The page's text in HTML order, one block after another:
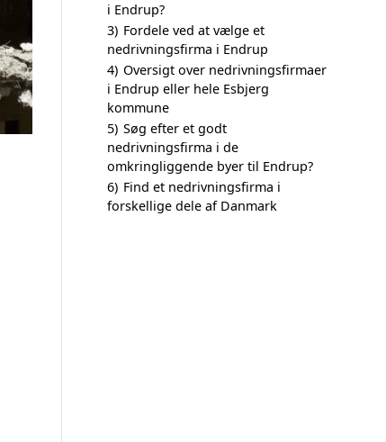
i Endrup?
3) Fordele ved at vælge et
nedrivningsfirma i Endrup
4) Oversigt over nedrivningsfirmaer
i Endrup eller hele Esbjerg
kommune
5) Søg efter et godt
nedrivningsfirma i de
omkringliggende byer til Endrup?
6) Find et nedrivningsfirma i
forskellige dele af Danmark